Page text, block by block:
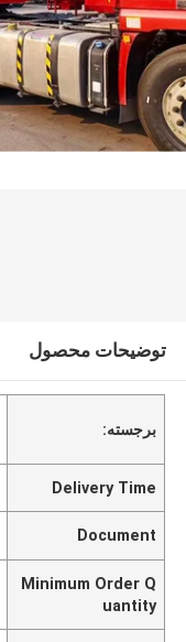
توضیحات محصول
برجسته:
Delivery Time
Document
Minimum Order Q
uantity